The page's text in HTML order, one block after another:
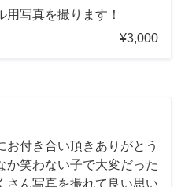
写真を撮ります！
¥3,000
お付き合い頂きありがとう
か笑わない子で大変だった
さん写真を撮れて良い思い